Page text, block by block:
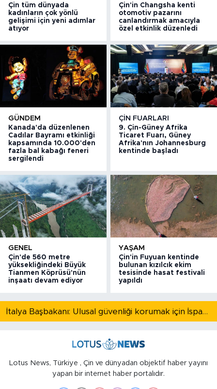
Çin tüm dünyada
kadınların çok yönlü
gelişimi için yeni adımlar
atıyor
Çin'in Changsha kenti
otomotiv pazarını
canlandırmak amacıyla
özel etkinlik düzenledi
GÜNDEM
Kanada'da düzenlenen
Cadılar Bayramı etkinliği
kapsamında 10.000'den
fazla bal kabağı feneri
sergilendi
ÇIN FUARLARI
9. Çin-Güney Afrika
Ticaret Fuarı, Güney
Afrika'nın Johannesburg
kentinde başladı
GENEL
Çin'de 560 metre
yüksekliğindeki Büyük
Tianmen Köprüsü'nün
inşaatı devam ediyor
YAŞAM
Çin'in Fuyuan kentinde
bulunan kızılcık ekim
tesisinde hasat festivali
yapıldı
İtalya Başbakanı: Ulusal güvenliği korumak için İspanya ile Schengen kapsamındaki serbest dolaşımı askıya alıyoruz
Lotus News, Türkiye , Çin ve dünyadan objektif haber yayını
yapan bir internet haber portalıdır.